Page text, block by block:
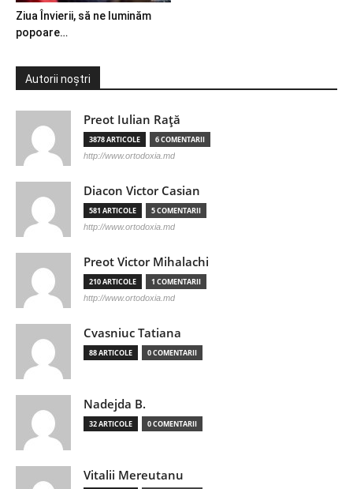
Ziua Învierii, să ne luminăm
popoare…
Autorii noștri
Preot Iulian Raţă
3878 ARTICOLE 6 COMENTARII
http://www.ortodoxia.md
Diacon Victor Casian
581 ARTICOLE 5 COMENTARII
http://www.ortodoxia.md
Preot Victor Mihalachi
210 ARTICOLE 1 COMENTARII
http://www.ortodoxia.md
Cvasniuc Tatiana
88 ARTICOLE 0 COMENTARII
Nadejda B.
32 ARTICOLE 0 COMENTARII
Vitalii Mereutanu